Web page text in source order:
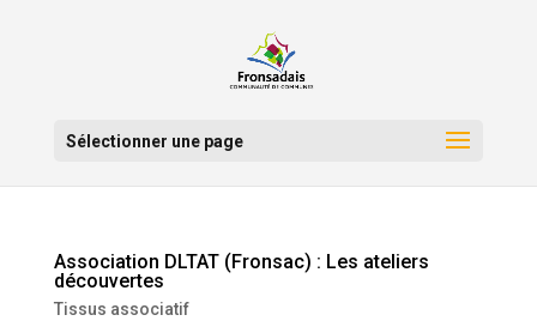
Sélectionner une page
Association DLTAT (Fronsac) : Les ateliers
découvertes
Tissus associatif